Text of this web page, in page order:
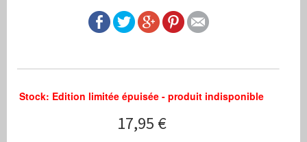
Stock: Edition limitée épuisée - produit indisponible
17,95 €